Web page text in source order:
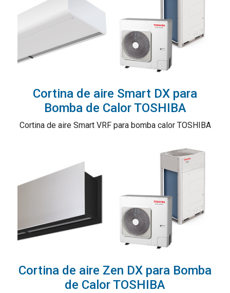
Cortina de aire Smart DX para
Bomba de Calor TOSHIBA
Cortina de aire Smart VRF para bomba calor TOSHIBA
Cortina de aire Zen DX para Bomba
de Calor TOSHIBA